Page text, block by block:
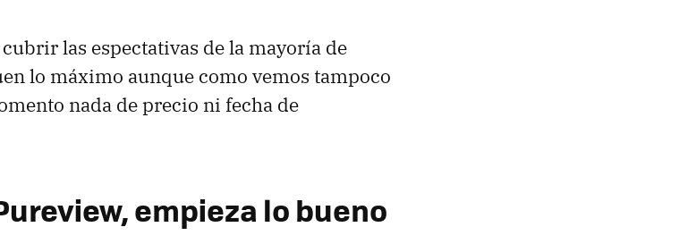
las espectativas de la mayoría de
lo máximo aunque como vemos tampoco
nada de precio ni fecha de
empieza lo bueno